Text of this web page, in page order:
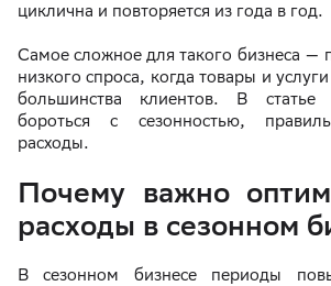
циклична и повторяется из года в год.
Самое сложное для такого бизнеса —
низкого спроса, когда товары и
большинства клиентов. В статье
бороться с сезонностью,
расходы.
Почему важно
расходы в сезонном
В сезонном бизнесе периоды